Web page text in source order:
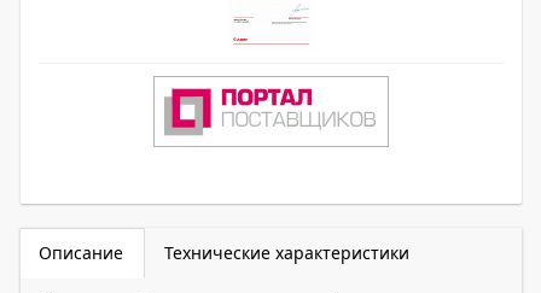
Описание Технические характеристики